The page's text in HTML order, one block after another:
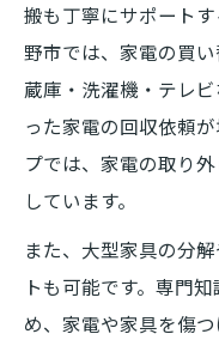
搬も丁寧にサポート
野市では、家電の買
蔵庫・洗濯機・テレ
った家電の回収依頼
プでは、家電の取り
しています。
また、大型家具の分
トも可能です。専門
め、家電や家具を傷